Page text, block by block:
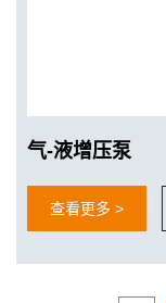
气-液增压泵
查看更多 >